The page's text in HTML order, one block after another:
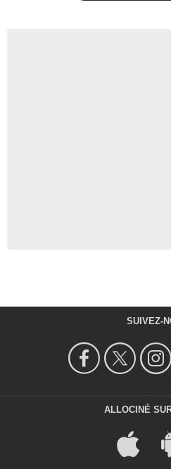
SUIVEZ-
ALLOCINÉ